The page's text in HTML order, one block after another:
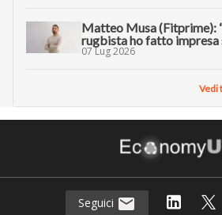
Matteo Musa (Fitprime):
rugbista ho fatto impresa
07 Lug 2026
Vedi
Seguici